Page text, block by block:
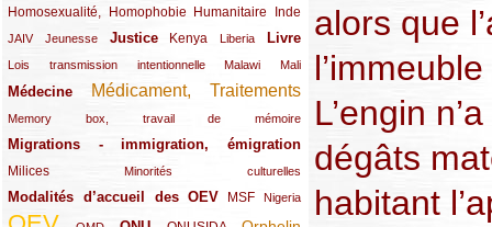
Homosexualité, Homophobie
(44/289) Humanitaire
(47/289) Inde
(34/289)
JAIV
(10/289)Jeunesse
(21/289) Justice
(65/289) Kenya
(35/289) Liberia
(25/289) Livre
(62/289)
Lois transmission intentionnelle
(24/289) Malawi
(11/289) Mali
(21/289)
Médecine
(62/289) Médicament, Traitements
(142/289)
Memory box, travail de mémoire
(11/289)
Migrations - immigration, émigration
(67/289)
Milices
(34/289) Minorités culturelles
(15/289)
Modalités d’accueil des OEV
(58/289) MSF
(54/289) Nigeria
(27/289)
alors que
L’engin
dégâts
habitant